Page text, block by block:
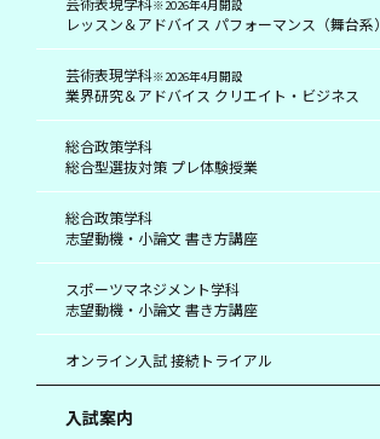
※2026年4月開設
レッスン＆アドバイス パフォーマンス（舞台系）
芸術表現学科※2026年4月開設
業界研究＆アドバイス クリエイト・ビジネス
総合政策学科
総合型選抜対策 プレ体験授業
総合政策学科
志望動機・小論文 書き方講座
スポーツマネジメント学科
志望動機・小論文 書き方講座
オンライン入試 接続トライアル
入試案内